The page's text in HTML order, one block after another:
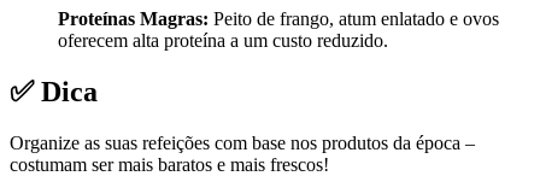
Proteínas Magras: Peito de frango, atum enlatado e ovos
oferecem alta proteína a um custo reduzido.
✅ Dica
Organize as suas refeições com base nos produtos da época –
costumam ser mais baratos e mais frescos!